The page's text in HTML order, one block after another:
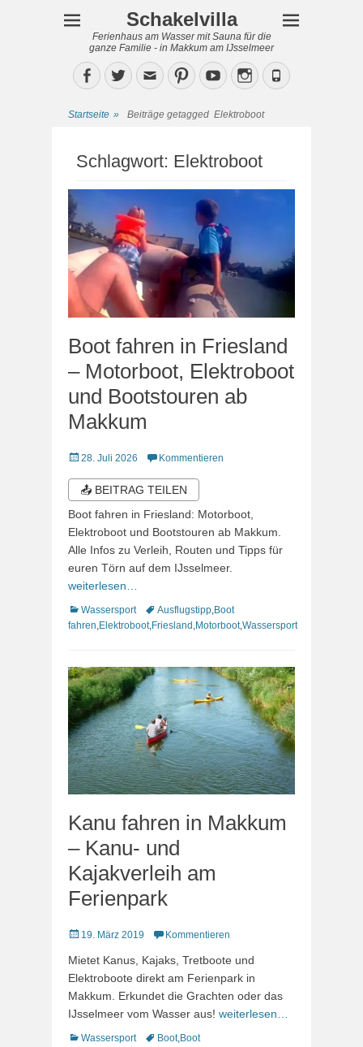
Schakelvilla
Ferienhaus am Wasser mit Sauna für die
ganze Familie - in Makkum am IJsselmeer
Facebook
TwitterEmailPinterestYouTubeInstagram
Phone
Startseite » Beiträge getagged Elektroboot
Schlagwort: Elektroboot
Boot fahren in Friesland
– Motorboot, Elektroboot
und Bootstouren ab
Makkum
Veröffentlicht
28. Juli 2026 Kommentieren
📤 BEITRAG TEILEN
Boot fahren in Friesland: Motorboot,
Elektroboot und Bootstouren ab Makkum.
Alle Infos zu Verleih, Routen und Tipps für
euren Törn auf dem IJsselmeer.
weiterlesen…
Kategorien
Wassersport Schlagworte
Ausflugstipp Boot
fahren Elektroboot, Friesland Motorboot,Wassersport
Kanu fahren in Makkum
– Kanu- und
Kajakverleih am
Ferienpark
Veröffentlicht
19. März 2019 Kommentieren
Mietet Kanus, Kajaks, Tretboote und
Elektroboote direkt am Ferienpark in
Makkum. Erkundet die Grachten oder das
IJsselmeer vom Wasser aus! weiterlesen…
Kategorien
Wassersport Schlagworte
Boot,Boot